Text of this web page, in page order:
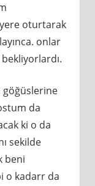
yere oturtarak
onlar
göğüslerine
da
ki o da
sekilde
beni
o kadarr da